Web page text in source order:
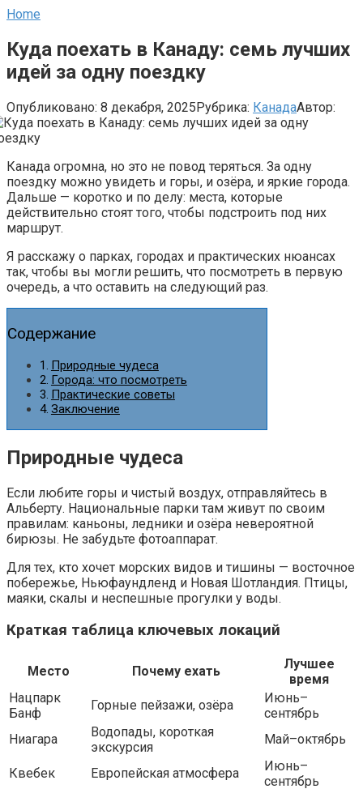
Home
Куда поехать в Канаду: семь лучших
идей за одну поездку
Опубликовано: 8 декабря, 2025Рубрика: КанадаАвтор:
Канада огромна, но это не повод теряться. За одну
поездку можно увидеть и горы, и озёра, и яркие города.
Дальше — коротко и по делу: места, которые
действительно стоят того, чтобы подстроить под них
маршрут.
Я расскажу о парках, городах и практических нюансах
так, чтобы вы могли решить, что посмотреть в первую
очередь, а что оставить на следующий раз.
Содержание
Природные чудеса
Города: что посмотреть
Практические советы
Заключение
Природные чудеса
Если любите горы и чистый воздух, отправляйтесь в
Альберту. Национальные парки там живут по своим
правилам: каньоны, ледники и озёра невероятной
бирюзы. Не забудьте фотоаппарат.
Для тех, кто хочет морских видов и тишины — восточное
побережье, Ньюфаундленд и Новая Шотландия. Птицы,
маяки, скалы и неспешные прогулки у воды.
Краткая таблица ключевых локаций
Место Почему ехать
Лучшее
время
Нацпарк
Банф
Горные пейзажи, озёра
Июнь–
сентябрь
Ниагара
Водопады, короткая
экскурсия
Май–октябрь
Квебек Европейская атмосфера
Июнь–
сентябрь